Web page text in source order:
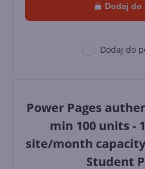
Dodaj do
Dodaj do
Power Pages
min 100 units -
site/month
Student